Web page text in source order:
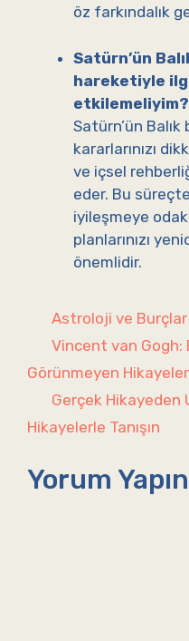
öz farkındalık
Satürn’ün
hareketiyle
etkilemeliyim?
Satürn’ün
kararlarınızı
ve içsel
eder. Bu
iyileşmeye
planlarınızı
önemlidir.
Kategoriler
Astroloji ve Burçlar
Vincent van Gogh:
Görünmeyen Hikayeler
Gerçek Hikayeden
Hikayelerle Tanışın
Yorum Yapın